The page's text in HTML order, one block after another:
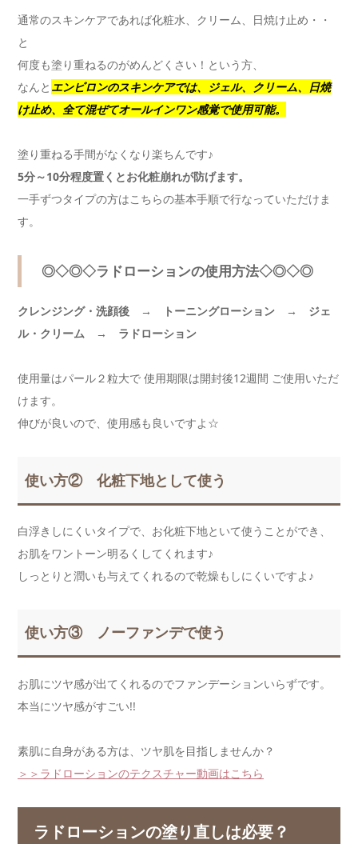
通常のスキンケアであれば化粧水、クリーム、日焼け止め・・
と
何度も塗り重ねるのがめんどくさい！という方、
なんと エンビロンのスキンケアでは、ジェル、クリーム、日焼
け止め、全て混ぜてオールインワン感覚で使用可能。
塗り重ねる手間がなくなり楽ちんです♪
5分～10分程度置くとお化粧崩れが防げます。
一手ずつタイプの方はこちらの基本手順で行なっていただけま
す。
◎◇◎◇ラドローションの使用方法◇◎◇◎
クレンジング・洗顔後 → トーニングローション → ジェ
ル・クリーム → ラドローション
使用量はパール２粒大で 使用期限は開封後12週間 ご使用いただ
けます。
伸びが良いので、使用感も良いですよ☆
使い方② 化粧下地として使う
白浮きしにくいタイプで、お化粧下地といて使うことができ、
お肌をワントーン明るくしてくれます♪
しっとりと潤いも与えてくれるので乾燥もしにくいですよ♪
使い方③ ノーファンデで使う
お肌にツヤ感が出てくれるのでファンデーションいらずです。
本当にツヤ感がすごい!!
素肌に自身がある方は、ツヤ肌を目指しませんか？
＞＞ラドローションのテクスチャー動画はこちら
ラドローションの塗り直しは必要？